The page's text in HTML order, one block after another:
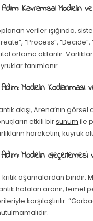
Kavramsal Modelin
veriler ışığında,
“Process”,
ortama aktarılır.
tanımlanır.
Modelin
akışı, Arena’nın
etkili birsunum ile
hareketini, kuyruk
Modelin Geçerlemesi
kritik aşamalardan biridir.
hataları aranır,
karşılaştırılır.